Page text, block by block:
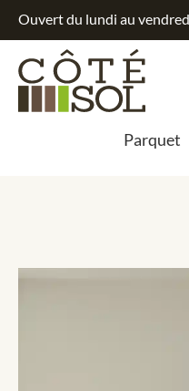
Ouvert du lundi au
Parquet